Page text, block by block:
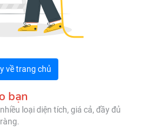
về trang chủ
bạn
loại diện tích, giá cả, đầy đủ